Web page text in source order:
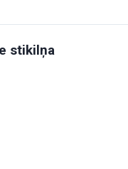
stikilņa